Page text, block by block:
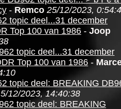
- Remco 25/12/2023,
topic deel...31 december
Top 100 van 1986 - Joop
topic deel...31 december
Top 100 van 1986 -
topic deel: BREAKING
12/2023, 14:40:38
topic deel: BREAKING